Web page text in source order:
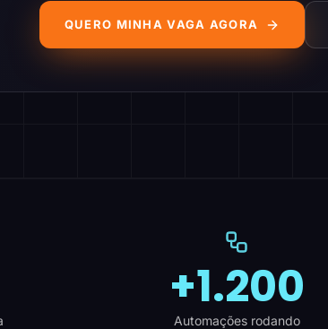
QUERO MINHA VAGA AGORA
+1.200
Automações rodando